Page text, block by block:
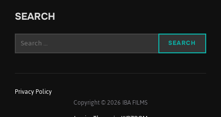
SEARCH
Search
for:
SEARCH
Privacy Policy
Copyright © 2026 IBA FILMS